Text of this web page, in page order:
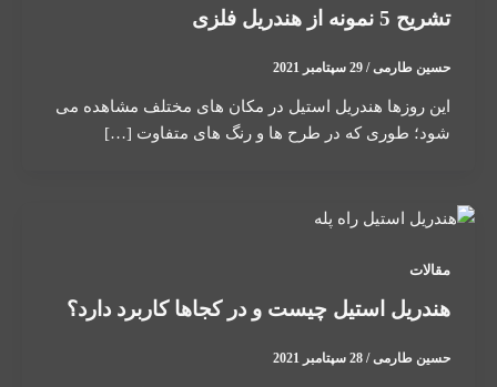
تشریح 5 نمونه از هندریل فلزی
حسین طارمی/ 29 سپتامبر 2021
این روزها هندریل استیل در مکان های مختلف مشاهده می
شود؛ طوری که در طرح ها و رنگ های متفاوت […]
مقالات
هندریل استیل چیست و در کجاها کاربرد دارد؟
حسین طارمی/ 28 سپتامبر 2021